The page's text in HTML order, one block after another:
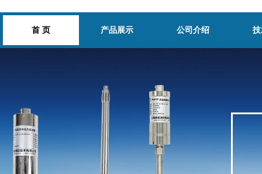
首 页 产品展示 公司介绍